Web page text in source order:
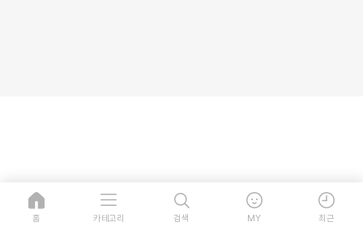
홈 카테고리 검색 MY 최근